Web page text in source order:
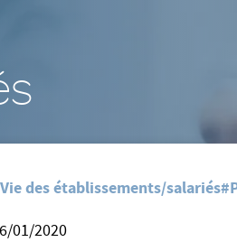
des établissements/salariés
01/2020